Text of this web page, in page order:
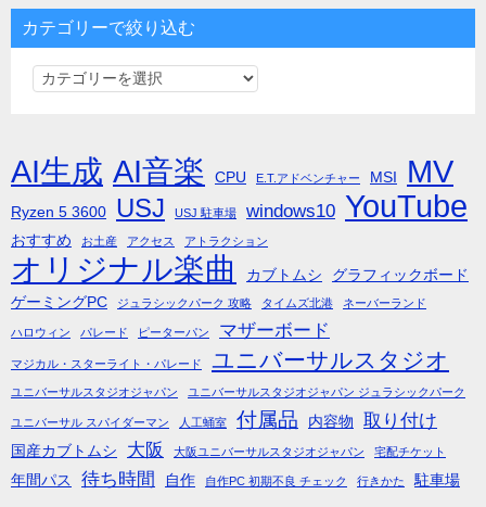
カテゴリーで絞り込む
カ
リ
ー
で
絞
り
込
AI生成 AI音楽 CPU E.T.アドベンチャー MSI MV
Ryzen 5 3600 USJ USJ 駐車場 windows10 YouTube
おすすめ お土産 アクセス アトラクション
オリジナル楽曲 カブトムシ
グラフィックボード
ゲーミングPC
ジュラシックパーク 攻略 タイムズ北港 ネーバーランド
ハロウィン パレード ピーターパン マザーボード
マジカル・スターライト・パレード ユニバーサルスタジオ
ユニバーサルスタジオジャパン ユニバーサルスタジオジャパン ジュラシックパーク
ユニバーサル スパイダーマン 人工蛹室 付属品 内容物 取り付け
国産カブトムシ 大阪 大阪ユニバーサルスタジオジャパン 宅配チケット
年間パス 待ち時間 自作 自作PC 初期不良 チェック 行きかた 駐車場